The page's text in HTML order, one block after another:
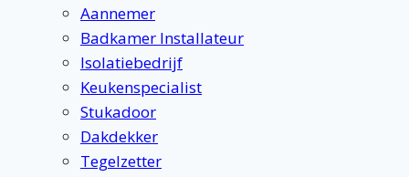
Aannemer
Badkamer Installateur
Isolatiebedrijf
Keukenspecialist
Stukadoor
Dakdekker
Tegelzetter